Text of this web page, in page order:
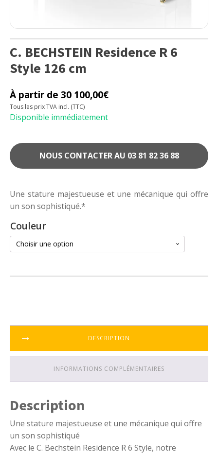
C. BECHSTEIN Residence R 6
Style 126 cm
À partir de 30 100,00€
Tous les prix TVA incl. (TTC)
Disponible immédiatement
NOUS CONTACTER AU 03 81 82 36 88
Une stature majestueuse et une mécanique qui offre
un son sophistiqué.*
Couleur
DESCRIPTION
INFORMATIONS COMPLÉMENTAIRES
Description
Une stature majestueuse et une mécanique qui offre
un son sophistiqué
Avec le C. Bechstein Residence R 6 Style, notre